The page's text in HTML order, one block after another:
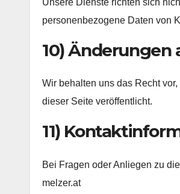
Unsere Dienste richten sich
personenbezogene Daten von
10) Änderungen
Wir behalten uns das Recht
dieser Seite veröffentlicht.
11)
Bei Fragen oder Anliegen zu
melzer.at